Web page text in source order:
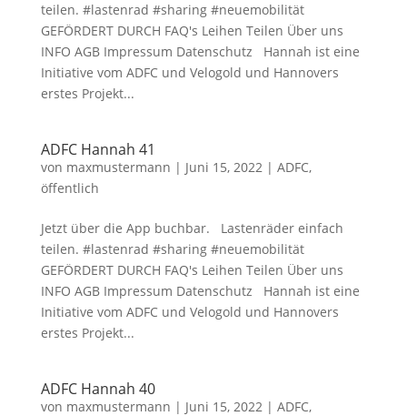
teilen. #lastenrad #sharing #neuemobilität
GEFÖRDERT DURCH FAQ's Leihen Teilen Über uns
INFO AGB Impressum Datenschutz Hannah ist eine
Initiative vom ADFC und Velogold und Hannovers
erstes Projekt...
ADFC Hannah 41
von maxmustermann | Juni 15, 2022| ADFC,
öffentlich
Jetzt über die App buchbar. Lastenräder einfach
teilen. #lastenrad #sharing #neuemobilität
GEFÖRDERT DURCH FAQ's Leihen Teilen Über uns
INFO AGB Impressum Datenschutz Hannah ist eine
Initiative vom ADFC und Velogold und Hannovers
erstes Projekt...
ADFC Hannah 40
von maxmustermann | Juni 15, 2022| ADFC,